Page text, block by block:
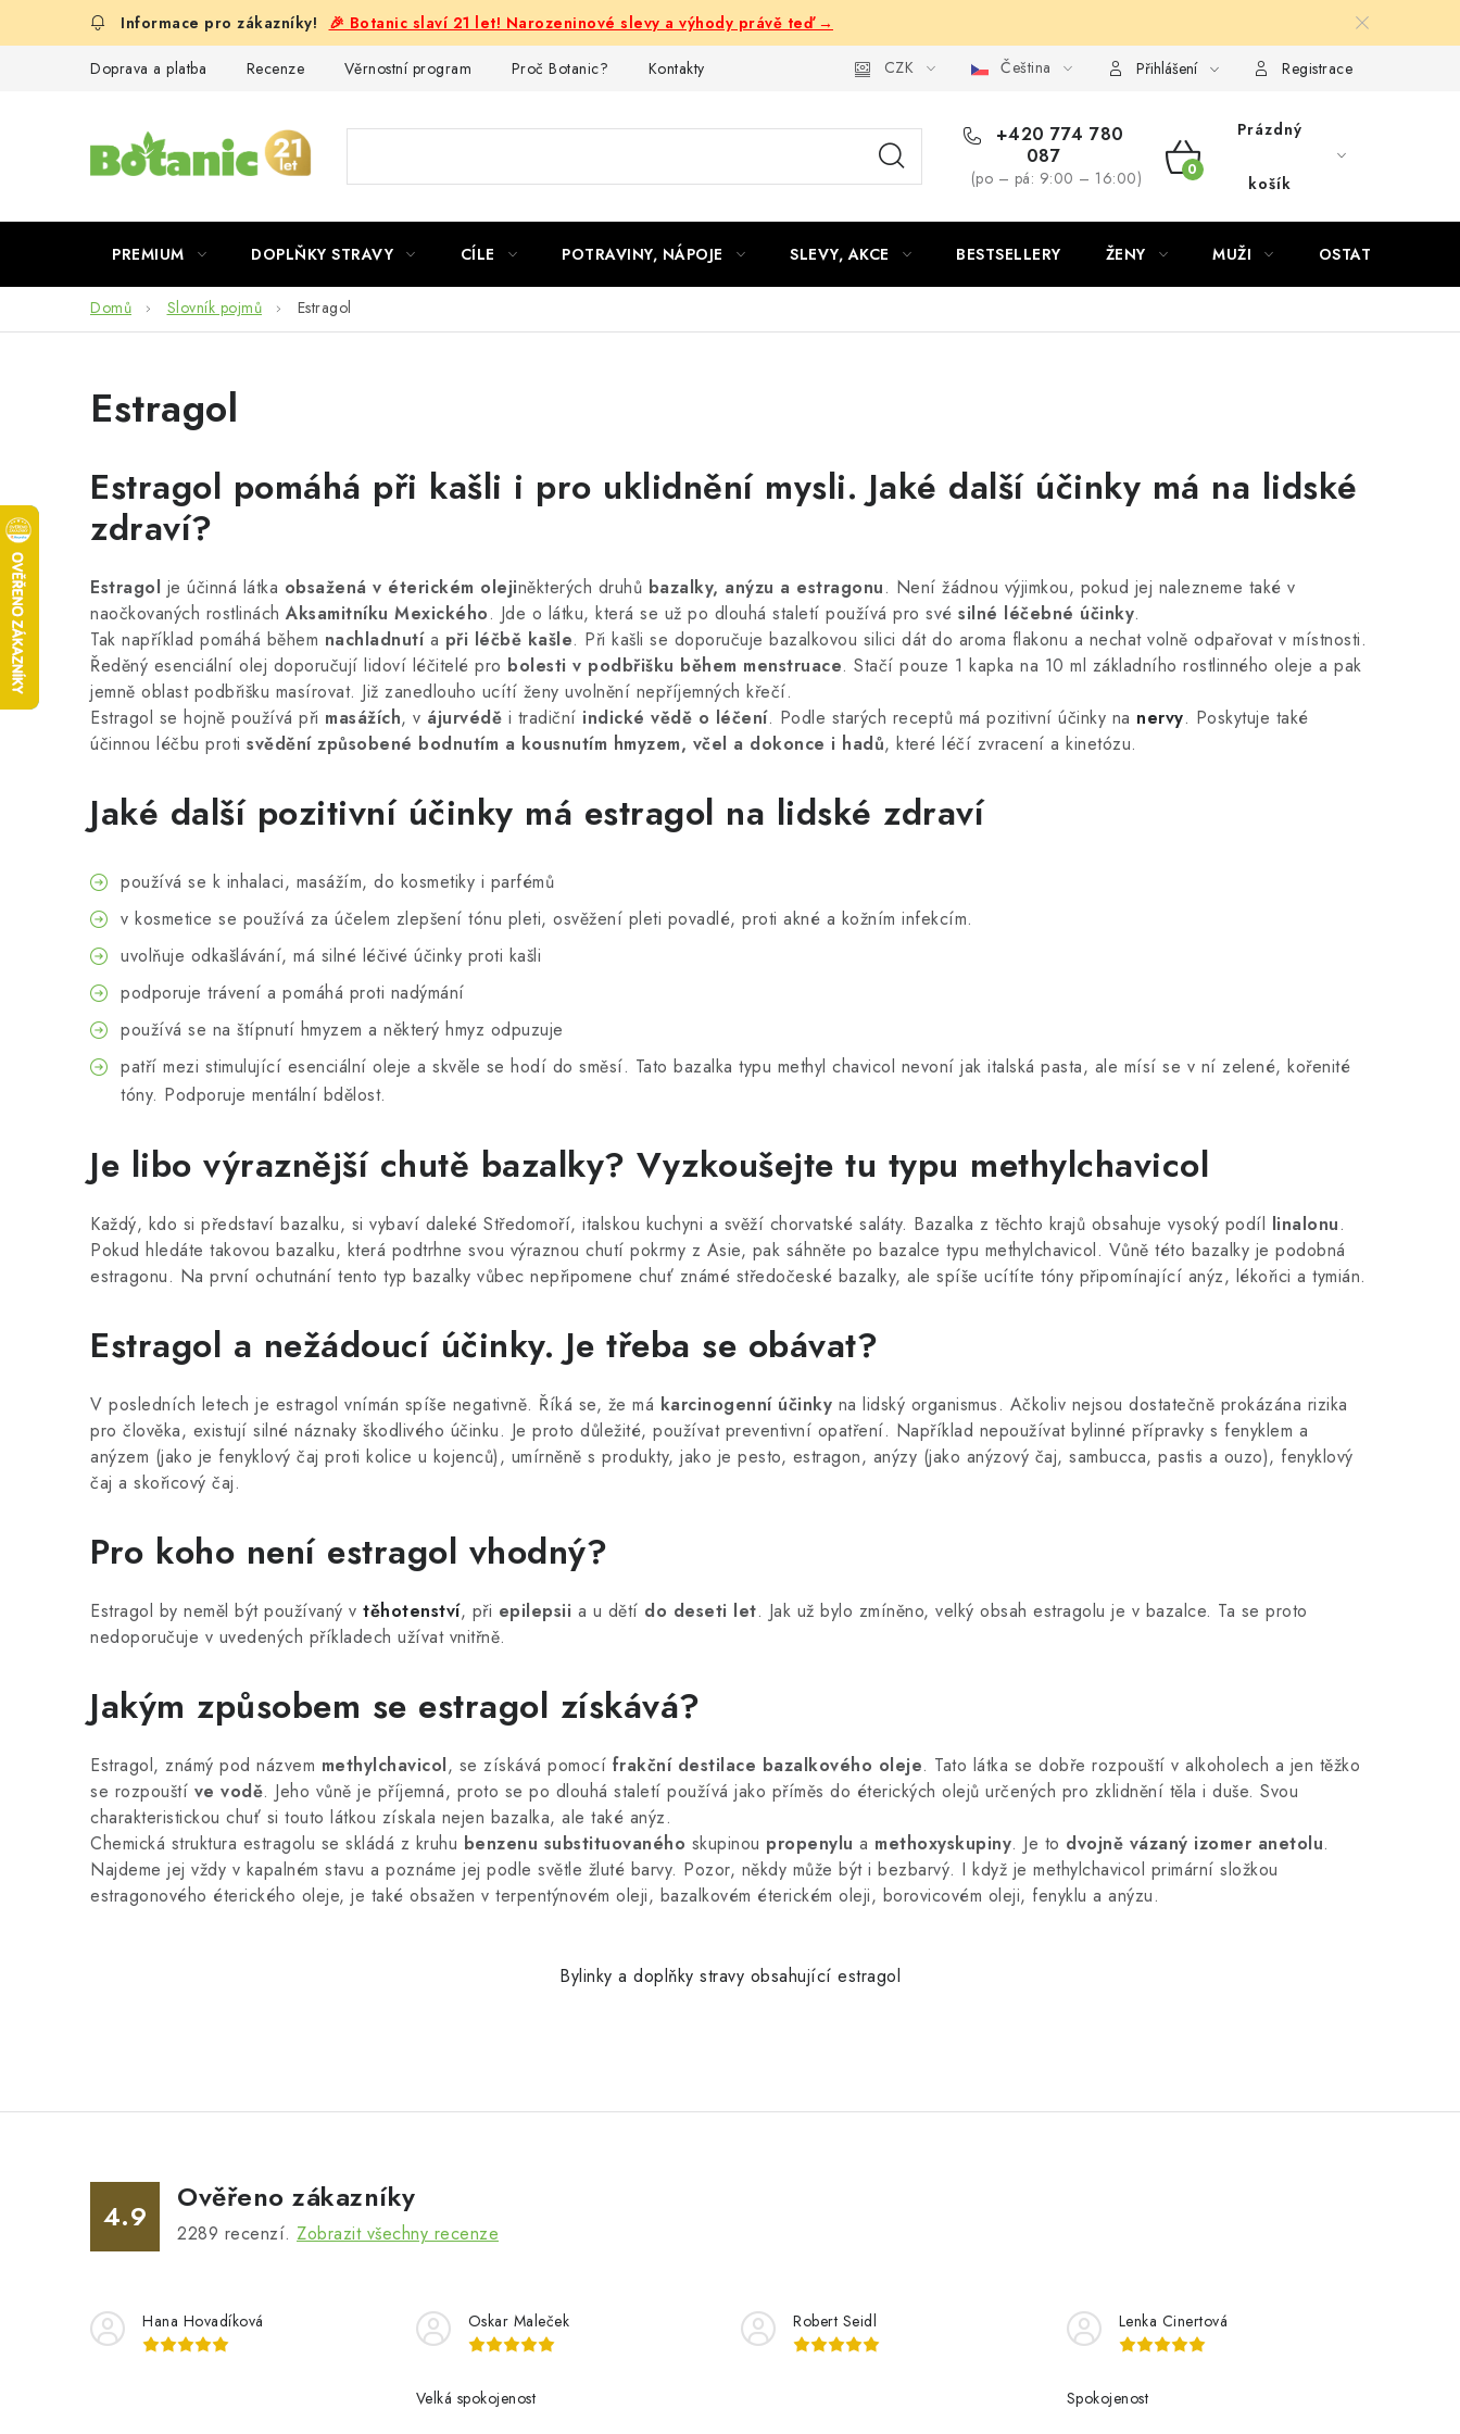
🎉 Botanic slaví 21 let! Narozeninové slevy a výhody právě teď →
Doprava a platba Recenze Věrnostní program Proč Botanic? Kontakty CZK Čeština Přihlášení Registrace
+420 774 780
087
(po – pá: 9:00 – 16:00)
NÁKUPNÍ
Prázdný
košík
PREMIUM DOPLŇKY STRAVY CÍLE POTRAVINY, NÁPOJE SLEVY, AKCE BESTSELLERY ŽENY MUŽI OSTATNÍ
Domů Slovník pojmů Estragol
Estragol
Estragol pomáhá při kašli i pro uklidnění mysli. Jaké další účinky má na lidské
zdraví?
Estragol je účinná látka obsažená v éterickém olejiněkterých druhů bazalky, anýzu a estragonu. Není žádnou výjimkou, pokud jej nalezneme také v
naočkovaných rostlinách Aksamitníku Mexického. Jde o látku, která se už po dlouhá staletí používá pro své silné léčebné účinky.
Tak například pomáhá během nachladnutía při léčbě kašle. Při kašli se doporučuje bazalkovou silici dát do aroma flakonu a nechat volně odpařovat v místnosti.
Ředěný esenciální olej doporučují lidoví léčitelé pro bolesti v podbřišku během menstruace. Stačí pouze 1 kapka na 10 ml základního rostlinného oleje a pak
jemně oblast podbřišku masírovat. Již zanedlouho ucítí ženy uvolnění nepříjemných křečí.
Estragol se hojně používá při masážích, v ájurvédě i tradiční indické vědě o léčení. Podle starých receptů má pozitivní účinky na nervy. Poskytuje také
účinnou léčbu proti svědění způsobené bodnutím a kousnutím hmyzem, včel a dokonce i hadů, které léčí zvracení a kinetózu.
Jaké další pozitivní účinky má estragol na lidské zdraví
používá se k inhalaci, masážím, do kosmetiky i parfémů
v kosmetice se používá za účelem zlepšení tónu pleti, osvěžení pleti povadlé, proti akné a kožním infekcím.
uvolňuje odkašlávání, má silné léčivé účinky proti kašli
podporuje trávení a pomáhá proti nadýmání
používá se na štípnutí hmyzem a některý hmyz odpuzuje
patří mezi stimulující esenciální oleje a skvěle se hodí do směsí. Tato bazalka typu methyl chavicol nevoní jak italská pasta, ale mísí se v ní zelené, kořenité
tóny. Podporuje mentální bdělost.
Je libo výraznější chutě bazalky? Vyzkoušejte tu typu methylchavicol
Každý, kdo si představí bazalku, si vybaví daleké Středomoří, italskou kuchyni a svěží chorvatské saláty. Bazalka z těchto krajů obsahuje vysoký podíl linalonu.
Pokud hledáte takovou bazalku, která podtrhne svou výraznou chutí pokrmy z Asie, pak sáhněte po bazalce typu methylchavicol. Vůně této bazalky je podobná
estragonu. Na první ochutnání tento typ bazalky vůbec nepřipomene chuť známé středočeské bazalky, ale spíše ucítíte tóny připomínající anýz, lékořici a tymián.
Estragol a nežádoucí účinky. Je třeba se obávat?
V posledních letech je estragol vnímán spíše negativně. Říká se, že má karcinogenní účinky na lidský organismus. Ačkoliv nejsou dostatečně prokázána rizika
pro člověka, existují silné náznaky škodlivého účinku. Je proto důležité, používat preventivní opatření. Například nepoužívat bylinné přípravky s fenyklem a
anýzem (jako je fenyklový čaj proti kolice u kojenců), umírněně s produkty, jako je pesto, estragon, anýzy (jako anýzový čaj, sambucca, pastis a ouzo), fenyklový
čaj a skořicový čaj.
Pro koho není estragol vhodný?
Estragol by neměl být používaný v těhotenství, při epilepsii a u dětí do deseti let. Jak už bylo zmíněno, velký obsah estragolu je v bazalce. Ta se proto
nedoporučuje v uvedených příkladech užívat vnitřně.
Jakým způsobem se estragol získává?
Estragol, známý pod názvem methylchavicol, se získává pomocí frakční destilace bazalkového oleje. Tato látka se dobře rozpouští v alkoholech a jen těžko
se rozpouští ve vodě. Jeho vůně je příjemná, proto se po dlouhá staletí používá jako příměs do éterických olejů určených pro zklidnění těla i duše. Svou
charakteristickou chuť si touto látkou získala nejen bazalka, ale také anýz.
Chemická struktura estragolu se skládá z kruhu benzenu substituovaného skupinou propenylu a methoxyskupiny. Je to dvojně vázaný izomer anetolu.
Najdeme jej vždy v kapalném stavu a poznáme jej podle světle žluté barvy. Pozor, někdy může být i bezbarvý. I když je methylchavicol primární složkou
estragonového éterického oleje, je také obsažen v terpentýnovém oleji, bazalkovém éterickém oleji, borovicovém oleji, fenyklu a anýzu.
Bylinky a doplňky stravy obsahující estragol
4.9
Ověřeno zákazníky
2289 recenzí. Zobrazit všechny recenze
Hana Hovadíková Oskar Maleček
Velká spokojenost
Robert Seidl Lenka Cinertová
Spokojenost